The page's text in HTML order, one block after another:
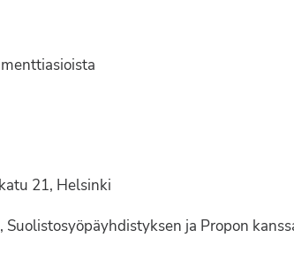
21, Helsinki
ja Propon